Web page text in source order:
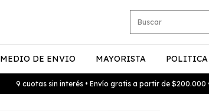
MEDIO DE ENVIO MAYORISTA POLITICA
9 cuotas sin interés • Envío gratis a partir de $200.000